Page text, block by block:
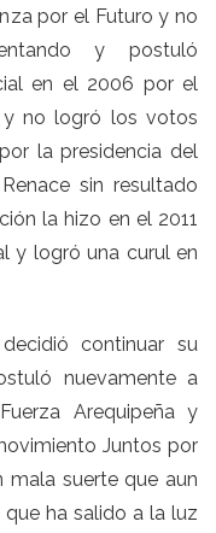
por el Futuro y no
y postuló
en el 2006 por el
y no logró los votos
la presidencia del
sin resultado
la hizo en el 2011
y logró una curul en
continuar su
nuevamente a
Arequipeña y
Juntos por
mala suerte que aun
ha salido a la luz